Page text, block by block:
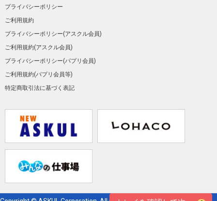
プライバシーポリシー
ご利用規約
プライバシーポリシー(アスクル会員)
ご利用規約(アスクル会員)
プライバシーポリシー(パプリ会員)
ご利用規約(パプリ会員等)
特定商取引法に基づく表記